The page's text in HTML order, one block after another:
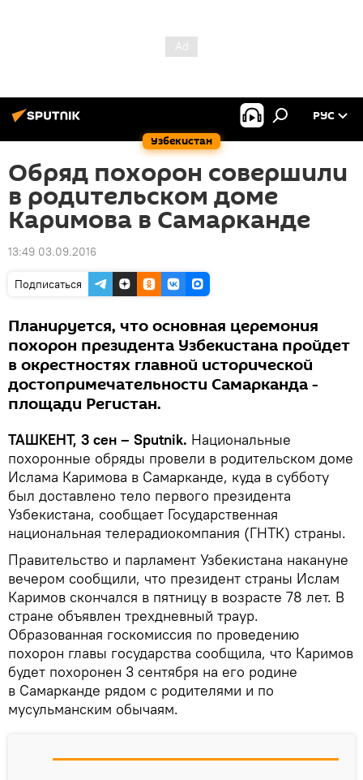
Узбекистан
РУС
Обряд похорон совершили
в родительском доме
Каримова в Самарканде
13:49 03.09.2016
Подписаться
Планируется, что основная церемония
похорон президента Узбекистана пройдет
в окрестностях главной исторической
достопримечательности Самарканда -
площади Регистан.
ТАШКЕНТ, 3 сен – Sputnik. Национальные
похоронные обряды провели в родительском доме
Ислама Каримова в Самарканде, куда в субботу
был доставлено тело первого президента
Узбекистана, сообщает Государственная
национальная телерадиокомпания (ГНТК) страны.
Правительство и парламент Узбекистана накануне
вечером сообщили, что президент страны Ислам
Каримов скончался в пятницу в возрасте 78 лет. В
стране объявлен трехдневный траур.
Образованная госкомиссия по проведению
похорон главы государства сообщила, что Каримов
будет похоронен 3 сентября на его родине
в Самарканде рядом с родителями и по
мусульманским обычаям.